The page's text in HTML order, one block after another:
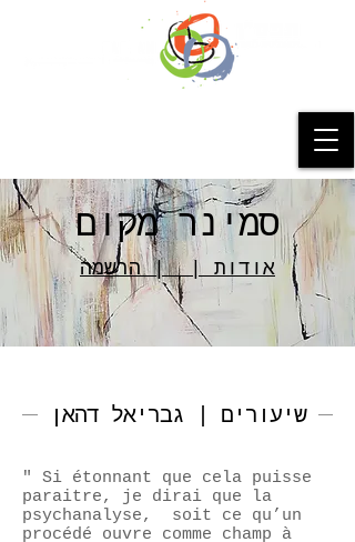
סמינר מקום
אודות | | הרשמה
שיעורים | גבריאל דהאן
" Si étonnant que cela puisse
paraitre, je dirai que la
psychanalyse, soit ce qu’un
procédé ouvre comme champ à